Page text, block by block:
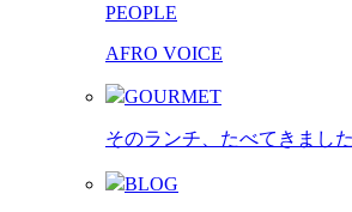
PEOPLE
AFRO VOICE
GOURMET
そのランチ、たべてきました
BLOG